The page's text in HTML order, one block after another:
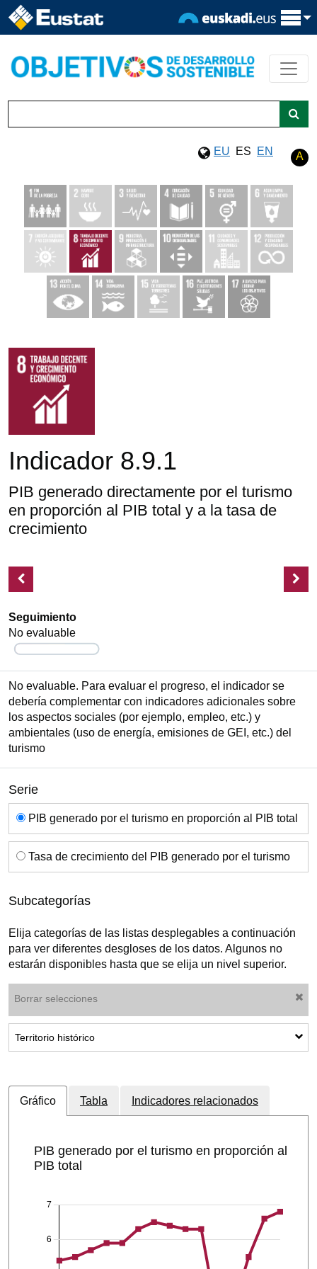
EU ES EN A
Indicador 8.9.1
PIB generado directamente por el turismo
en proporción al PIB total y a la tasa de
crecimiento
Seguimiento
No evaluable
No evaluable. Para evaluar el progreso, el indicador se
debería complementar con indicadores adicionales sobre
los aspectos sociales (por ejemplo, empleo, etc.) y
ambientales (uso de energía, emisiones de GEI, etc.) del
turismo
Serie
SeriePIB generado por el turismo en proporción al PIB total
Tasa de crecimiento del PIB generado por el turismo
Subcategorías
Elija categorías de las listas desplegables a continuación
para ver diferentes desgloses de los datos. Algunos no
estarán disponibles hasta que se elija un nivel superior.
Borrar selecciones
Territorio históricoMostrar subcategorías: Territorio histórico
Gráfico Tabla Indicadores relacionados
PIB generado por el turismo en proporción al
PIB total